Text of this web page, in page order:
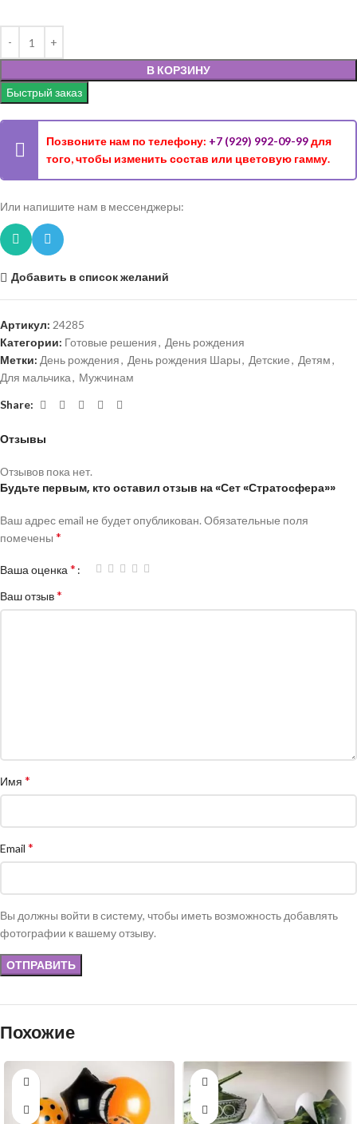
В КОРЗИНУ
Быстрый заказ
Позвоните нам по телефону: +7 (929) 992-09-99для
того, чтобы изменить состав или цветовую гамму.
Или напишите нам в мессенджеры:
Добавить в список желаний
Артикул: 24285
Категории: Готовые решения, День рождения
Метки: День рождения, День рождения Шары, Детские, Детям,
Для мальчика, Мужчинам
Share:
Отзывы
Отзывов пока нет.
Будьте первым, кто оставил отзыв на «Сет «Стратосфера»»
Ваш адрес email не будет опубликован. Обязательные поля
помечены *
Ваша оценка *
Ваш отзыв*
Имя *
Email *
Вы должны войти в систему, чтобы иметь возможность добавлять
фотографии к вашему отзыву.
Похожие